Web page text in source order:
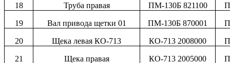
18 Труба правая ПМ-130Б 821100
19 Вал привода щетки 01 ПМ-130Б 870001
20 Щека левая КО-713 КО-713 2008000
21 Щека правая КО-713 2005000